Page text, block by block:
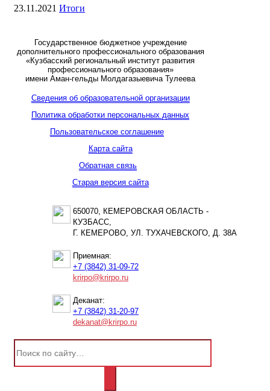
23.11.2021 Итоги
Государственное бюджетное учреждение
дополнительного профессионального образования
«Кузбасский региональный институт развития
профессионального образования»
имени Аман-гельды Молдагазыевича Тулеева
Сведения об образовательной организации
Политика обработки персональных данных
Пользовательское соглашение
Карта сайта
Обратная связь
Старая версия сайта
650070, КЕМЕРОВСКАЯ ОБЛАСТЬ -
КУЗБАСС,
Г. КЕМЕРОВО, УЛ. ТУХАЧЕВСКОГО, Д. 38А
Приемная:
+7 (3842) 31-09-72
krirpo@krirpo.ru
Деканат:
+7 (3842) 31-20-97
dekanat@krirpo.ru